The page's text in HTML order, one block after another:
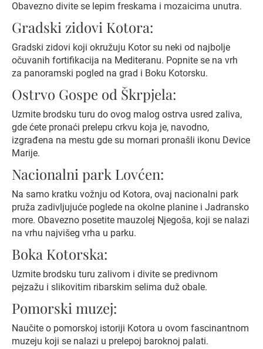
Obavezno divite se lepim freskama i mozaicima unutra.
Gradski zidovi Kotora:
Gradski zidovi koji okružuju Kotor su neki od najbolje
očuvanih fortifikacija na Mediteranu. Popnite se na vrh
za panoramski pogled na grad i Boku Kotorsku.
Ostrvo Gospe od Škrpjela:
Uzmite brodsku turu do ovog malog ostrva usred zaliva,
gde ćete pronaći prelepu crkvu koja je, navodno,
izgrađena na mestu gde su mornari pronašli ikonu Device
Marije.
Nacionalni park Lovćen:
Na samo kratku vožnju od Kotora, ovaj nacionalni park
pruža zadivljujuće poglede na okolne planine i Jadransko
more. Obavezno posetite mauzolej Njegoša, koji se nalazi
na vrhu najvišeg vrha u parku.
Boka Kotorska:
Uzmite brodsku turu zalivom i divite se predivnom
pejzažu i slikovitim ribarskim selima duž obale.
Pomorski muzej:
Naučite o pomorskoj istoriji Kotora u ovom fascinantnom
muzeju koji se nalazi u prelepoj baroknoj palati.